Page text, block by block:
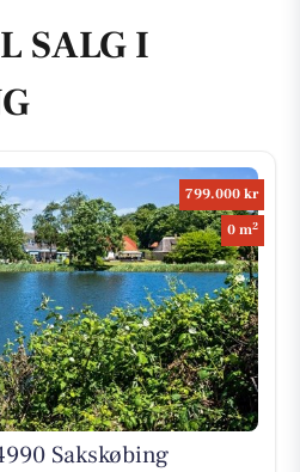
SALG I
799.000 kr
0 m2
Sakskøbing